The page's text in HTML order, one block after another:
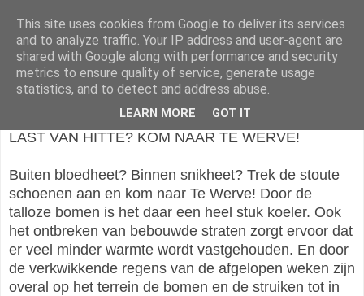
Vrienden van Te Werve
LAST VAN HITTE? KOM NAAR TE WERVE!
Buiten bloedheet? Binnen snikheet? Trek de stoute
schoenen aan en kom naar Te Werve! Door de
talloze bomen is het daar een heel stuk koeler. Ook
het ontbreken van bebouwde straten zorgt ervoor dat
er veel minder warmte wordt vastgehouden. En door
de verkwikkende regens van de afgelopen weken zijn
overal op het terrein de bomen en de struiken tot in
This site uses cookies from Google to deliver its services
and to analyze traffic. Your IP address and user-agent are
shared with Google along with performance and security
metrics to ensure quality of service, generate usage
statistics, and to detect and address abuse.
LEARN MORE GOT IT